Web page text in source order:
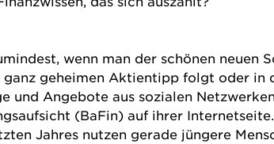
wenn man der schönen
ganz geheimen Aktientipp folgt oder
und Angebote aus sozialen
(BaFin) auf ihrer
Jahres nutzen gerade jüngere